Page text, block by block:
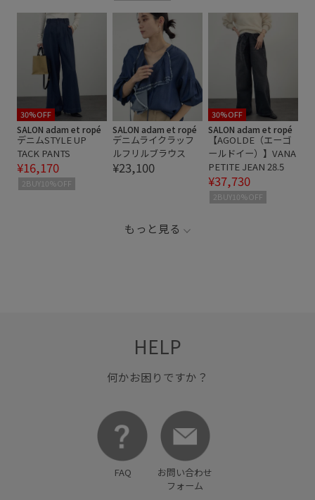
30%OFF
SALON adam et ropé
デニムSTYLE UP
TACK PANTS
¥16,170
2BUY10%OFF
SALON adam et ropé
デニムライクラッフ
ルフリルブラウス
¥23,100
30%OFF
SALON adam et ropé
【AGOLDE（エーゴ
ールドイー）】VANA
PETITE JEAN 28.5
¥37,730
2BUY10%OFF
もっと見る
HELP
何かお困りですか？
FAQ
お問い合わせ
フォーム